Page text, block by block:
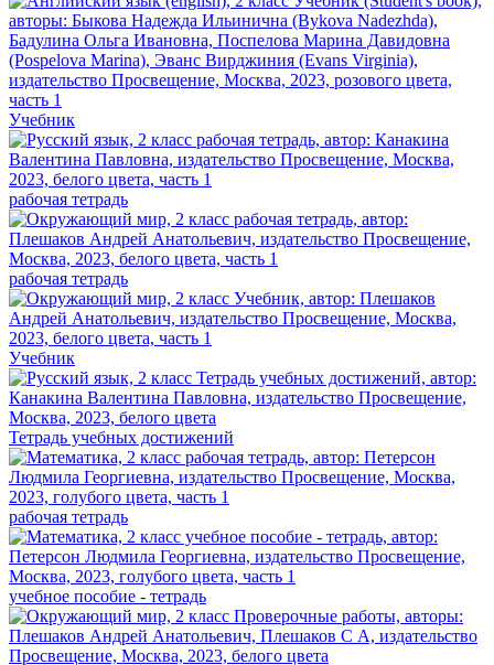
Учебник
рабочая тетрадь
рабочая тетрадь
Учебник
Тетрадь учебных достижений
рабочая тетрадь
учебное пособие - тетрадь